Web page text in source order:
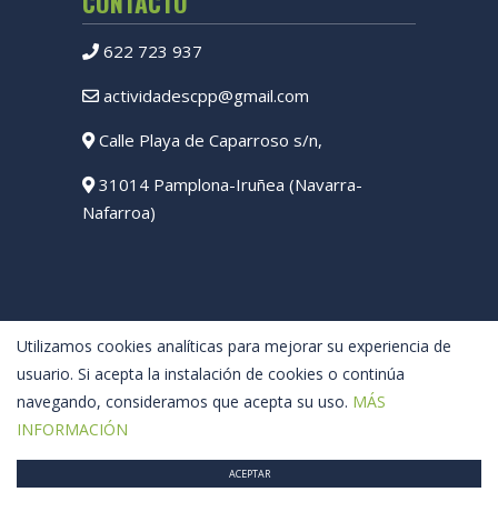
ACEPTAR
Utilizamos cookies analíticas para mejorar su experiencia de
usuario. Si acepta la instalación de cookies o continúa
navegando, consideramos que acepta su uso. MÁS
INFORMACIÓN
622 723 937
actividadescpp@gmail.com
Calle Playa de Caparroso s/n,
31014 Pamplona-Iruñea (Navarra-
Nafarroa)